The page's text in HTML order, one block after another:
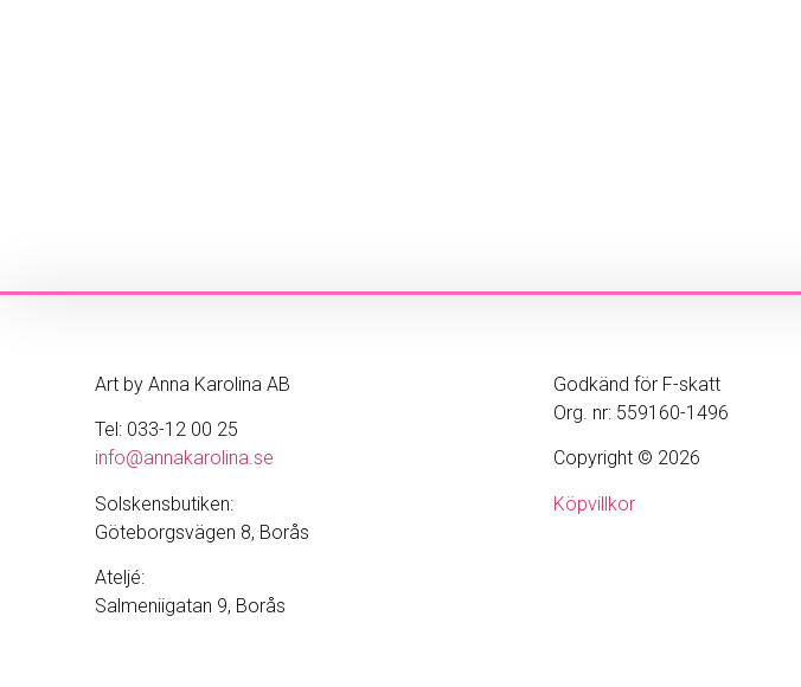
Art by Anna Karolina AB
Tel: 033-12 00 25
info@annakarolina.se
Solskensbutiken:
Göteborgsvägen 8, Borås
Ateljé:
Salmeniigatan 9, Borås
Godkänd för F-skatt
Org. nr: 559160-1496
Copyright © 2026
Köpvillkor